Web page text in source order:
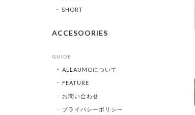
SHORT
ACCESOORIES
GUIDE
ALLAUMOについて
FEATURE
お問い合わせ
プライバシーポリシー